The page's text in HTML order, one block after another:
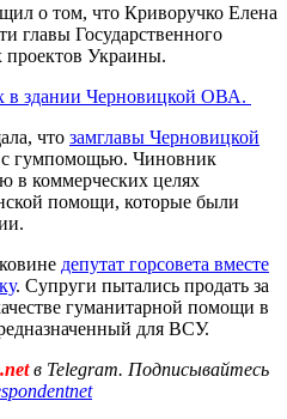
о том, что Криворучко Елена
главы Государственного
проектов Украины.
в здании Черновицкой ОВА.
что замглавы Черновицкой
с гумпомощью. Чиновник
в коммерческих целях
помощи, которые были
депутат горсовета вместе
. Супруги пытались продать за
гуманитарной помощи в
для ВСУ.
в Telegram. Подписывайтесь